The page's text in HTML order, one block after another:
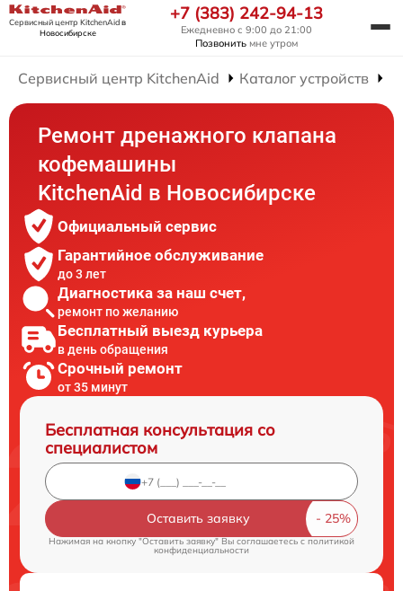
Сервисный центр KitchenAidв
Новосибирске
+7 (383) 242-94-13
Ежедневно с 9:00 до 21:00
Позвонить мне утром
Сервисный центр KitchenAid Каталог устройств
Ремонт дренажного клапана
кофемашины
KitchenAid в Новосибирске
Официальный сервис
Гарантийное обслуживание
до 3 лет
Диагностика за наш счет,
ремонт по желанию
Бесплатный выезд курьера
в день обращения
Срочный ремонт
от 35 минут
Бесплатная консультация со
специалистом
Оставить заявку
Нажимая на кнопку "Оставить заявку" Вы соглашаетесь cполитикой
конфиденциальности